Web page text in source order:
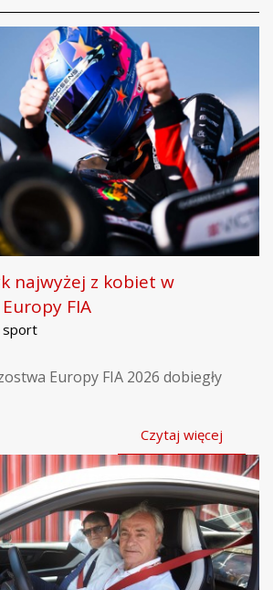
najwyżej z kobiet w
FIA
sport
Europy FIA 2026 dobiegły
Czytaj więcej